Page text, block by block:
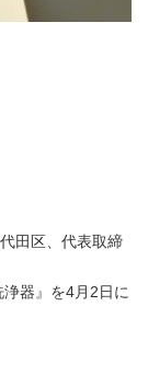
田区、代表取締
浄器』を4月2日に